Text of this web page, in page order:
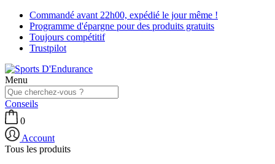
Commandé avant 22h00, expédié le jour même !
Programme d'épargne pour des produits gratuits
Toujours compétitif
Trustpilot
Menu
Conseils
0
Account
Tous les produits